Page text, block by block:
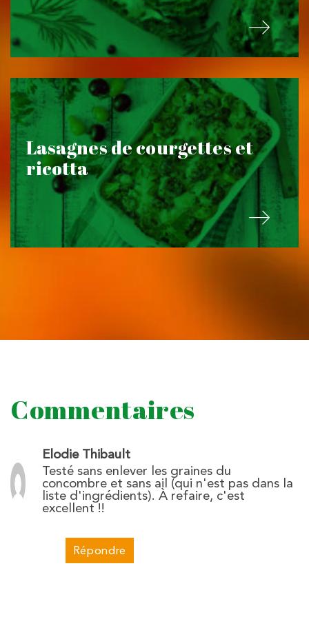
Lasagnes de courgettes et
ricotta
Commentaires
Elodie Thibault
Testé sans enlever les graines du
concombre et sans ail (qui n'est pas dans la
liste d'ingrédients). À refaire, c'est
excellent !!
Répondre